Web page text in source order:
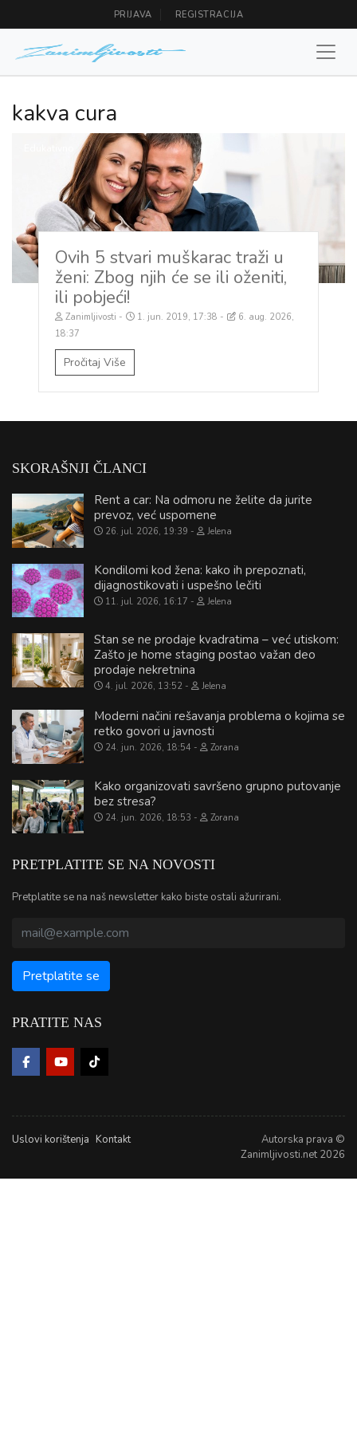
PRIJAVA REGISTRACIJA
kakva cura
Ovih 5 stvari muškarac traži u
ženi: Zbog njih će se ili oženiti,
ili pobjeći!
Zanimljivosti 1. jun. 2019, 17:38
6. aug. 2026,
18:37
Pročitaj Više
SKORAŠNJI ČLANCI
Rent a car: Na odmoru ne želite da jurite
prevoz, već uspomene
26. jul. 2026, 19:39 Jelena
Kondilomi kod žena: kako ih prepoznati,
dijagnostikovati i uspešno lečiti
11. jul. 2026, 16:17 Jelena
Stan se ne prodaje kvadratima – već utiskom:
Zašto je home staging postao važan deo
prodaje nekretnina
4. jul. 2026, 13:52 Jelena
Moderni načini rešavanja problema o kojima se
retko govori u javnosti
24. jun. 2026, 18:54 Zorana
Kako organizovati savršeno grupno putovanje
bez stresa?
24. jun. 2026, 18:53 Zorana
PRETPLATITE SE NA NOVOSTI
Pretplatite se na naš newsletter kako biste ostali ažurirani.
PRATITE NAS
Uslovi korištenja Kontakt
Autorska prava ©
Zanimljivosti.net 2026